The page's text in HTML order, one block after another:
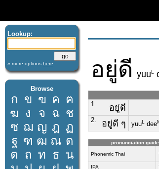
Lookup:
» more options here
Browse
ก ข ฃ ค ฅ
ฆ ง จ ฉ ช
ซ ฌ ญ ฎ ฏ
ฐ ฑ ฒ ณ ด
ต ถ ท ธ น
อยู่ดี yuuL
1.
อยู่ดี
2. อยู่ดี ๆ yuuL dee
pronunciation guide
Phonemic Thai
IPA